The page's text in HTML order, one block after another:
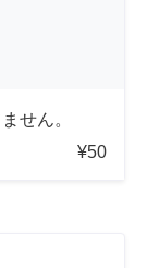
せん。
¥50